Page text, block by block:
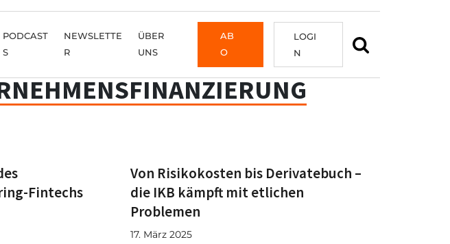
PODCAST
S
NEWSLETTE
R
ÜBER
UNS
AB
O
LOGI
N
Fintechs
Von Risikokosten bis Derivatebuch –
die IKB kämpft mit etlichen
Problemen
17. März 2025